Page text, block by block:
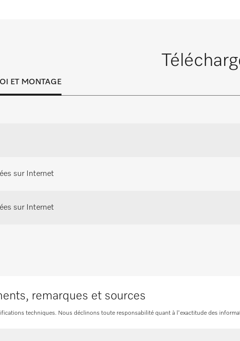
Demande de rendez-vous pour
l’entretien et la maintenance contribuent à préserver
ET MONTAGE
sur Internet
sur Internet
remarques et sources
techniques. Nous déclinons toute responsabilité quant à l'exactitude des